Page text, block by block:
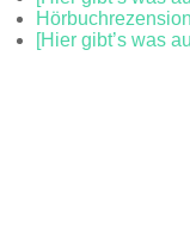
[Hier gibt’s was